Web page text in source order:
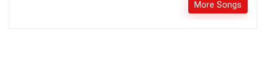
More Songs